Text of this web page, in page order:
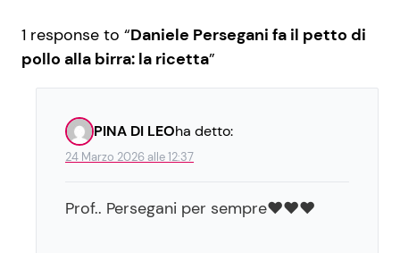
1 response to “Daniele Persegani fa il petto di
pollo alla birra: la ricetta”
PINA DI LEOha detto:
24 Marzo 2026 alle 12:37
Prof.. Persegani per sempre❤️❤️❤️